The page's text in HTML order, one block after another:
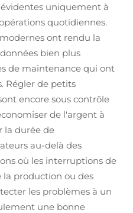
uniquement à
quotidiennes.
ont rendu la
bien plus
de maintenance qui ont
Régler de petits
encore sous contrôle
de l'argent à
la durée de
au-delà des
où les interruptions de
production ou des
les problèmes à un
une bonne